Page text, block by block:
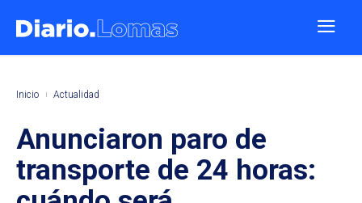
Inicio Actualidad
Anunciaron paro de
transporte de 24 horas: